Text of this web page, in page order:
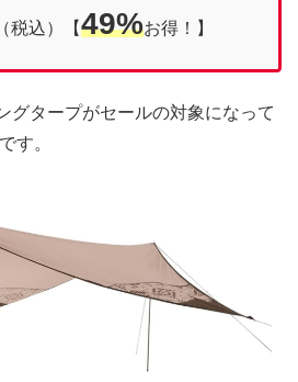
（税込）【49%お得！】
グタープがセールの対象になって
す。